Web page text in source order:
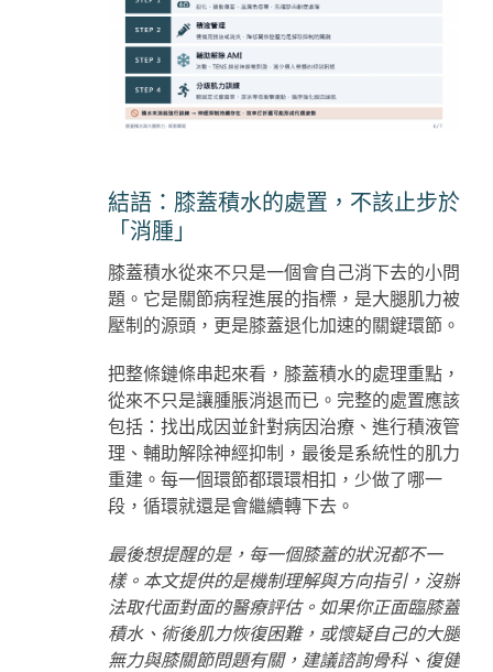
結語：膝蓋積水的處置，不該止步於
「消腫」
膝蓋積水從來不只是一個會自己消下去的小問
題。它是關節病程進展的指標，是大腿肌力被
壓制的源頭，更是膝蓋退化加速的關鍵環節。
把整條鏈條串起來看，膝蓋積水的處理重點，
從來不只是讓腫脹消退而已。完整的處置應該
包括：找出成因並針對病因治療、進行積液管
理、輔助解除神經抑制，最後是系統性的肌力
重建。每一個環節都環環相扣，少做了哪一
段，循環就還是會繼續轉下去。
最後想提醒的是，每一個膝蓋的狀況都不一
樣。本文提供的是機制理解與方向指引，沒辦
法取代面對面的醫療評估。如果你正面臨膝蓋
積水、術後肌力恢復困難，或懷疑自己的大腿
無力與膝關節問題有關，建議諮詢骨科、復健